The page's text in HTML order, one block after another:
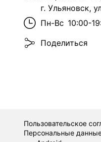
г. Ульяновск,
Пн-Вс 10:00-
Поделиться
Пользовательское
Персональные